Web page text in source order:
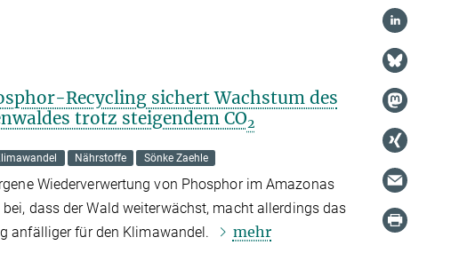
Recycling sichert Wachstum des
trotz steigendem CO2
Nährstoffe Sönke Zaehle
Wiederverwertung von Phosphor im Amazonas
dass der Wald weiterwächst, macht allerdings das
anfälliger für den Klimawandel.
mehr